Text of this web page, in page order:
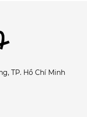
TP. Hồ Chí Minh